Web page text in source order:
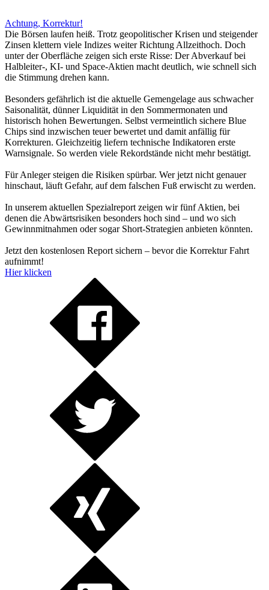
Achtung, Korrektur!
Die Börsen laufen heiß. Trotz geopolitischer Krisen und steigender
Zinsen klettern viele Indizes weiter Richtung Allzeithoch. Doch
unter der Oberfläche zeigen sich erste Risse: Der Abverkauf bei
Halbleiter-, KI- und Space-Aktien macht deutlich, wie schnell sich
die Stimmung drehen kann.
Besonders gefährlich ist die aktuelle Gemengelage aus schwacher
Saisonalität, dünner Liquidität in den Sommermonaten und
historisch hohen Bewertungen. Selbst vermeintlich sichere Blue
Chips sind inzwischen teuer bewertet und damit anfällig für
Korrekturen. Gleichzeitig liefern technische Indikatoren erste
Warnsignale. So werden viele Rekordstände nicht mehr bestätigt.
Für Anleger steigen die Risiken spürbar. Wer jetzt nicht genauer
hinschaut, läuft Gefahr, auf dem falschen Fuß erwischt zu werden.
In unserem aktuellen Spezialreport zeigen wir fünf Aktien, bei
denen die Abwärtsrisiken besonders hoch sind – und wo sich
Gewinnmitnahmen oder sogar Short-Strategien anbieten könnten.
Jetzt den kostenlosen Report sichern – bevor die Korrektur Fahrt
aufnimmt!
Hier klicken